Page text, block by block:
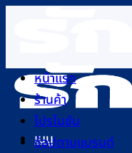
เนื้อหา
เมนู
หน้าแรก
ร้านค้า
โปรโมชัน
ช้อปตามแบรนด์